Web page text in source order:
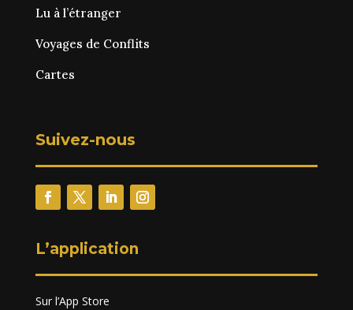
Lu à l’étranger
Voyages de Conflits
Cartes
Suivez-nous
L’application
Sur l’App Store